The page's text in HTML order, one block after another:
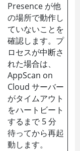
Presence が他
の場所で動作し
ていないことを
確認します。プ
ロセスが中断さ
れた場合は、
AppScan on
Cloud サーバー
がタイムアウト
をハートビート
するまで 5 分
待ってから再起
動します。